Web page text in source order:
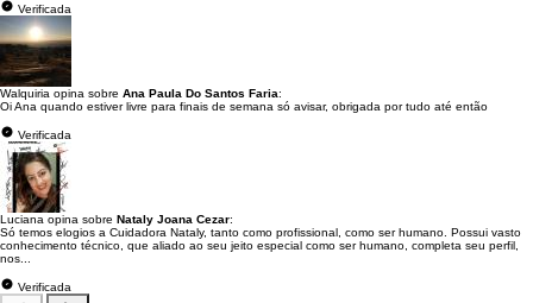
Verificada
Walquiria opina sobre Ana Paula Do Santos Faria:
Oi Ana quando estiver livre para finais de semana só avisar, obrigada por tudo até então
Verificada
Luciana opina sobre Nataly Joana Cezar:
Só temos elogios a Cuidadora Nataly, tanto como profissional, como ser humano. Possui vasto
conhecimento técnico, que aliado ao seu jeito especial como ser humano, completa seu perfil,
nos...
Verificada